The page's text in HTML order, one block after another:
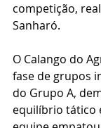
competição,
Sanharó.
O Calango do
fase de grupos
do Grupo A,
equilíbrio tático